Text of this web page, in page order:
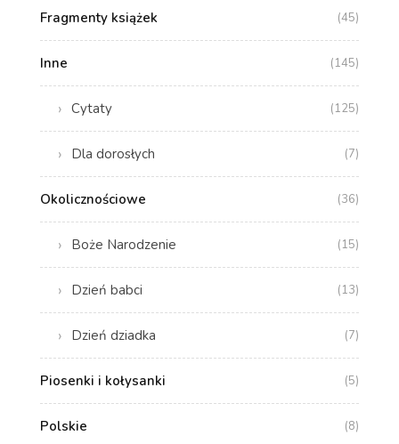
Fragmenty książek (45)
Inne (145)
Cytaty (125)
Dla dorosłych (7)
Okolicznościowe (36)
Boże Narodzenie (15)
Dzień babci (13)
Dzień dziadka (7)
Piosenki i kołysanki (5)
Polskie (8)